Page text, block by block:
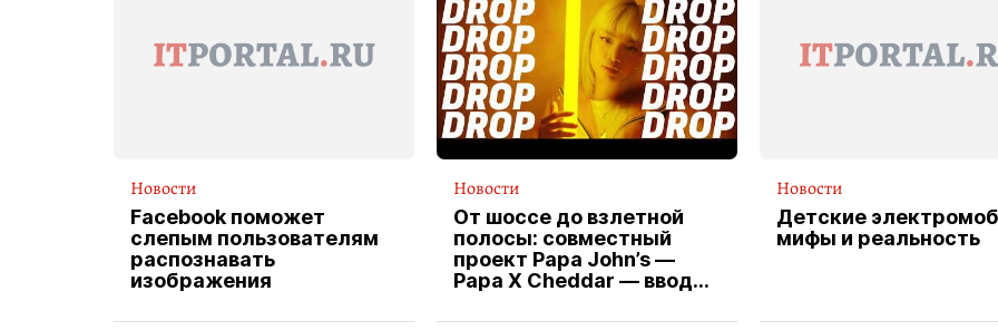
Новости
Facebook поможет
слепым пользователям
распознавать
изображения
Новости
От шоссе до взлетной
полосы: совместный
проект Papa John’s —
Papa X Cheddar — вводит
водителя службы
Новости
Детские
мифы и реальность